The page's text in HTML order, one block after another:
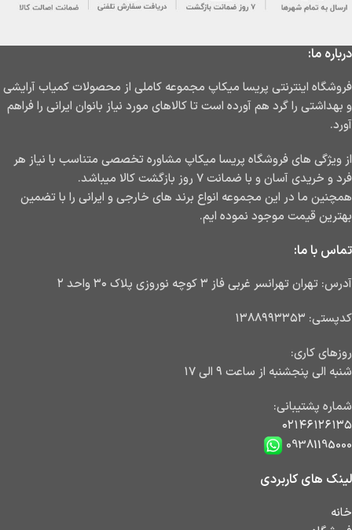
درباره ما:
فروشگاه اینترنتی پریسا میکاپ مجموعه کاملی از محصولات کمیاب آرایشی
و بهداشتی را گرد هم آورده است تا کالاهای مورد نیاز بانوان ایرانی را فراهم
آورد.
از ویژگی های فروشگاه پریسا میکاپ مشاوره تخصصی متناسب با نیاز هر
فرد و خریدی آسان و با ضمانت ۷ روز بازگشت کالا میباشد.
همچنین ما در این مجموعه انواع برند های خارجی و ایرانی را با تضمین
بهترین قیمت موجود نموده ایم.
تماس با ما:
آدرس: تهران تهرانسر غربی فاز ۳ کوچه نوروزی پلاک ۳۰ واحد ۲
کدپستی: ۱۳۸۸۹۹۳۳۵۳
روزهای کاری:
شنبه الی پنجشنبه از ساعت ۹ الی ۱۷
شماره پشتیبانی:
۰۲۱۴۶۱۲۶۱۳۵
09381195000
لینک های کاربردی
خانه